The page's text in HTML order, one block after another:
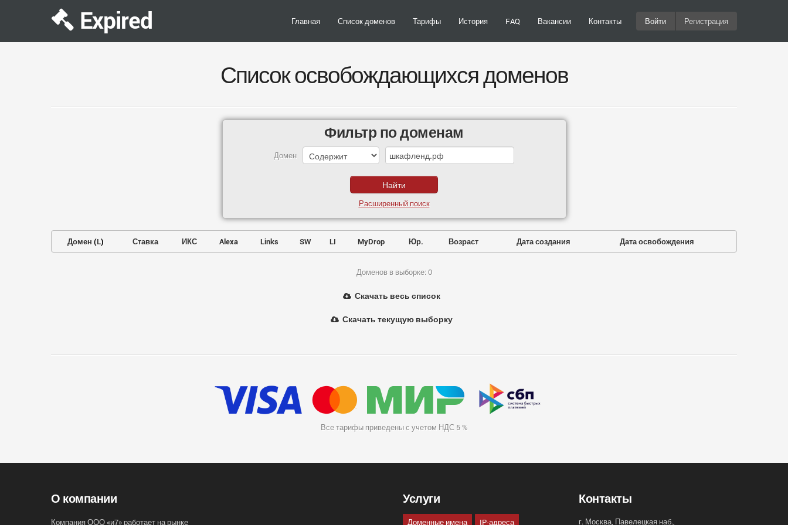
Expired Главная Список доменов Тарифы История FAQ Вакансии Контакты Войти Регистрация
Список освобождающихся доменов
Фильтр по доменам
Домен
Расширенный поиск
Домен (L) Ставка ИКС Alexa Links SW LI MyDrop Юр. Возраст Дата создания Дата освобождения
Доменов в выборке: 0
Скачать весь список
Скачать текущую выборку
Все тарифы приведены с учетом НДС 5 %
О компании
Компания ООО «и7» работает на рынке
Услуги
Доменные имена IP-адреса
Контакты
г. Москва, Павелецкая наб.,